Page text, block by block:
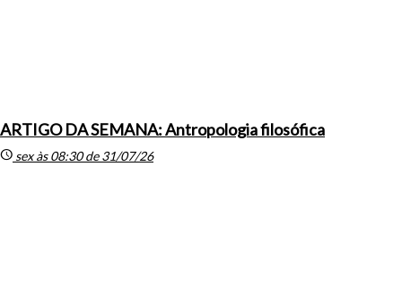
ARTIGO DA SEMANA: Antropologia filosófica
schedule sex às 08:30 de 31/07/26